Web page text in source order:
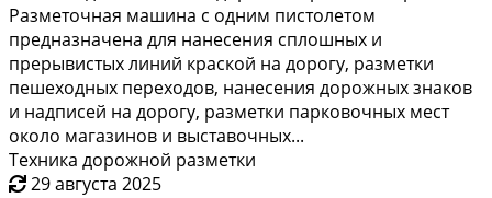
Разметочная машина с одним пистолетом
предназначена для нанесения сплошных и
прерывистых линий краской на дорогу, разметки
пешеходных переходов, нанесения дорожных знаков
и надписей на дорогу, разметки парковочных мест
около магазинов и выставочных...
Техника дорожной разметки
29 августа 2025